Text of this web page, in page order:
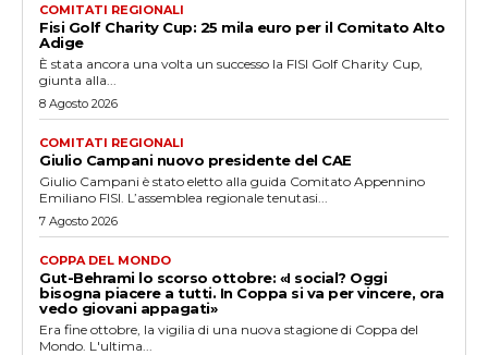
COMITATI REGIONALI
Fisi Golf Charity Cup: 25 mila euro per il Comitato Alto
Adige
È stata ancora una volta un successo la FISI Golf Charity Cup,
giunta alla...
8 Agosto 2026
COMITATI REGIONALI
Giulio Campani nuovo presidente del CAE
Giulio Campani è stato eletto alla guida Comitato Appennino
Emiliano FISI. L’assemblea regionale tenutasi...
7 Agosto 2026
COPPA DEL MONDO
Gut-Behrami lo scorso ottobre: «I social? Oggi
bisogna piacere a tutti. In Coppa si va per vincere, ora
vedo giovani appagati»
Era fine ottobre, la vigilia di una nuova stagione di Coppa del
Mondo. L'ultima...